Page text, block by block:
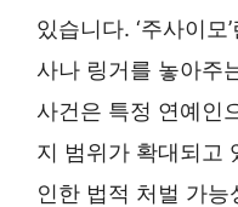
있습니다. ‘주사이모
사나 링거를 놓아주
사건은 특정 연예인
지 범위가 확대되고
인한 법적 처벌 가